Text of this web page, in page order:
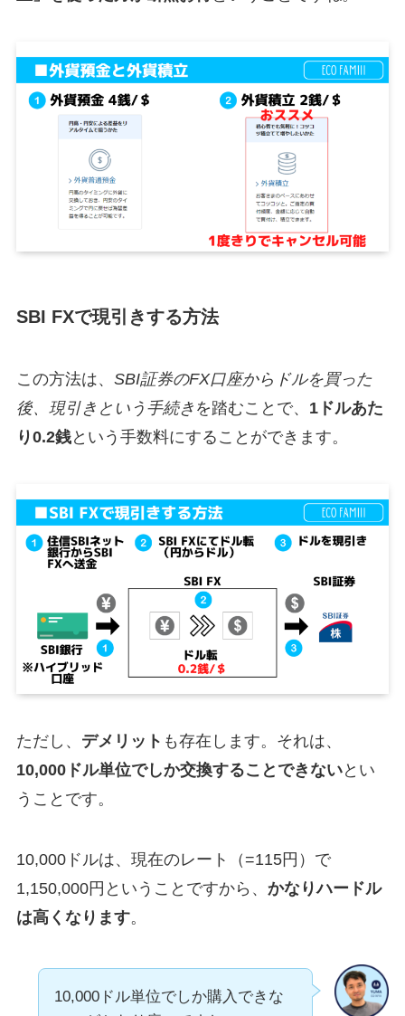
SBI FXで現引きする方法
この方法は、 SBI証券のFX口座からドルを買った
後、現引きという手続き を踏むことで、 1ドルあた
り0.2銭という手数料にすることができます。
ただし、 デメリット も存在します。それは、
10,000ドル単位でしか交換することできないとい
うことです。
10,000ドルは、現在のレート（=115円）で
1,150,000円ということですから、 かなりハードル
は高くなります。
10,000ドル単位でしか購入できな